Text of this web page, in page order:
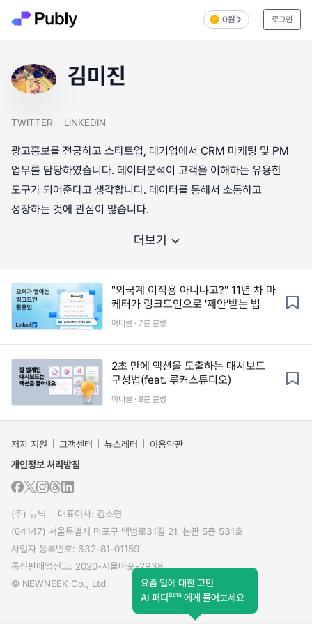
0원 로그인
김미진
TWITTER LINKEDIN
광고홍보를 전공하고 스타트업, 대기업에서 CRM 마케팅 및 PM
업무를 담당하였습니다. 데이터분석이 고객을 이해하는 유용한
도구가 되어준다고 생각합니다. 데이터를 통해서 소통하고
더보기
"외국계 이직용 아니냐고?" 11년 차 마
케터가 링크드인으로 '제안'받는 법
아티클 · 7분 분량
2초 만에 액션을 도출하는 대시보드
구성법(feat. 루커스튜디오)
아티클 · 8분 분량
저자 지원 고객센터 뉴스레터
이용약관
개인정보 처리방침
(주) 뉴닉
대표이사: 김소연
(04147) 서울특별시 마포구 백범로31길 21, 본관 5층 531호
사업자 등록번호: 632-81-01159
통신판매업신고: 2020-서울마포-2938
© NEWNEEK Co., Ltd.
요즘 일에 대한 고민
AI 퍼디Beta 에게 물어보세요